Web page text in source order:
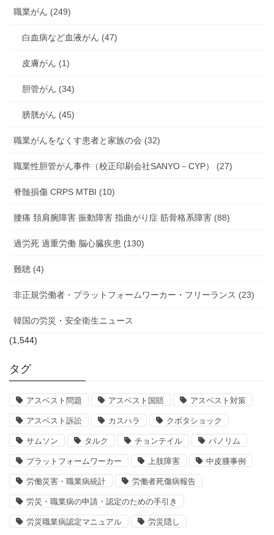
職業がん (249)
白血病など血液がん (47)
皮膚がん (1)
胆管がん (34)
膀胱がん (45)
職業がんをなくす患者と家族の会 (32)
職業性胆管がん事件（校正印刷会社SANYO－CYP） (27)
脊髄損傷 CRPS MTBI (10)
腰痛 頚肩腕障害 振動障害 指曲がり症 筋骨格系障害 (88)
過労死 過重労働 脳心臓疾患 (130)
難聴 (4)
非正規労働者・プラットフォームワーカー・フリーランス (23)
韓国の労災・安全衛生ニュース
(1,544)
タグ
アスベスト問題 アスベスト国賠 アスベスト対策
アスベスト訴訟 カスハラ クボタショック
サムソン タルク チョンテイル パノリム
プラットフォームワーカー 上肢障害 中皮腫事例
労働災害・職業病統計 労働者死傷病報告
労災・職業病の申請・認定のための手引き
労災職業病認定マニュアル 労災隠し